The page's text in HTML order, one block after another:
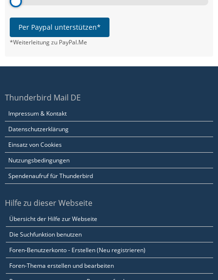
Per Paypal unterstützen*
*Weiterleitung zu PayPal.Me
Thunderbird Mail DE
Impressum & Kontakt
Datenschutzerklärung
Einsatz von Cookies
Nutzungsbedingungen
Spendenaufruf für Thunderbird
Hilfe zu dieser Webseite
Übersicht der Hilfe zur Webseite
Die Suchfunktion benutzen
Foren-Benutzerkonto - Erstellen (Neu registrieren)
Foren-Thema erstellen und bearbeiten